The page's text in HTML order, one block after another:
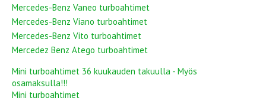
Mercedes-Benz Vaneo turboahtimet
Mercedes-Benz Viano turboahtimet
Mercedes-Benz Vito turboahtimet
Mercedez Benz Atego turboahtimet
Mini turboahtimet 36 kuukauden takuulla - Myös
osamaksulla!!!
Mini turboahtimet